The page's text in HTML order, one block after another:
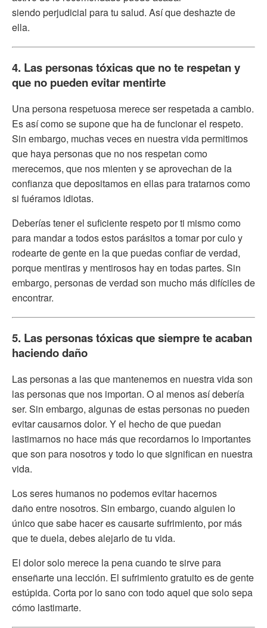
siendo perjudicial para tu salud. Así que deshazte de
ella.
4. Las personas tóxicas que no te respetan y
que no pueden evitar mentirte
Una persona respetuosa merece ser respetada a cambio.
Es así como se supone que ha de funcionar el respeto.
Sin embargo, muchas veces en nuestra vida permitimos
que haya personas que no nos respetan como
merecemos, que nos mienten y se aprovechan de la
confianza que depositamos en ellas para tratarnos como
si fuéramos idiotas.
Deberías tener el suficiente respeto por ti mismo como
para mandar a todos estos parásitos a tomar por culo y
rodearte de gente en la que puedas confiar de verdad,
porque mentiras y mentirosos hay en todas partes. Sin
embargo, personas de verdad son mucho más difíciles de
encontrar.
5. Las personas tóxicas que siempre te acaban
haciendo daño
Las personas a las que mantenemos en nuestra vida son
las personas que nos importan. O al menos así debería
ser. Sin embargo, algunas de estas personas no pueden
evitar causarnos dolor. Y el hecho de que puedan
lastimarnos no hace más que recordarnos lo importantes
que son para nosotros y todo lo que significan en nuestra
vida.
Los seres humanos no podemos evitar hacernos
daño entre nosotros. Sin embargo, cuando alguien lo
único que sabe hacer es causarte sufrimiento, por más
que te duela, debes alejarlo de tu vida.
El dolor solo merece la pena cuando te sirve para
enseñarte una lección. El sufrimiento gratuito es de gente
estúpida. Corta por lo sano con todo aquel que solo sepa
cómo lastimarte.